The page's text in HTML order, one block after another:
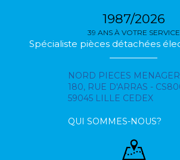
1987/2026
39 ANS À VOTRE SERVICE
Spécialiste pièces détachées
NORD PIECES MENAGER
180, RUE D'ARRAS -
59045 LILLE CEDEX
QUI SOMMES-NOUS?